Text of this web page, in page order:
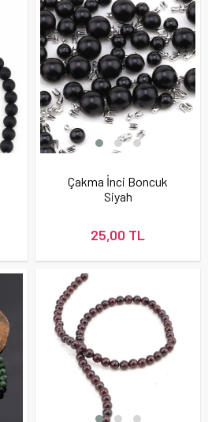
Çakma İnci Boncuk
Siyah
25,00 TL